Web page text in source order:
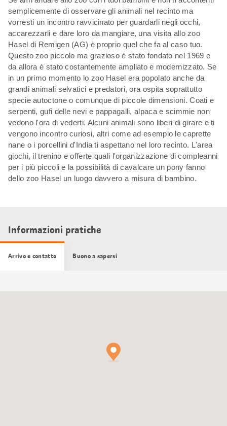
semplicemente di osservare gli animali nel recinto ma
vorresti un incontro ravvicinato per guardarli negli occhi,
accarezzarli e dare loro da mangiare, una visita allo zoo
Hasel di Remigen (AG) è proprio quel che fa al caso tuo.
Questo zoo piccolo ma grazioso è stato fondato nel 1969 e
da allora è stato costantemente ampliato e modernizzato. Se
in un primo momento lo zoo Hasel era popolato anche da
grandi animali selvatici e predatori, ora ospita soprattutto
specie autoctone o comunque di piccole dimensioni. Coati e
serpenti, gufi delle nevi e pappagalli, alpaca e scimmie non
vedono l'ora di vederti. Alcuni animali sono liberi di girare e ti
vengono incontro curiosi, altri come ad esempio le caprette
nane o i porcellini d'India ti aspettano nel loro recinto. L'area
giochi, il trenino e offerte quali l'organizzazione di compleanni
per i più piccoli e la possibilità di cavalcare un pony fanno
dello zoo Hasel un luogo davvero a misura di bambino.
Informazioni pratiche
Arrivo e contatto Buono a sapersi